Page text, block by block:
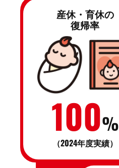
産休・育休の
復帰率
100%
（2024年度実績）